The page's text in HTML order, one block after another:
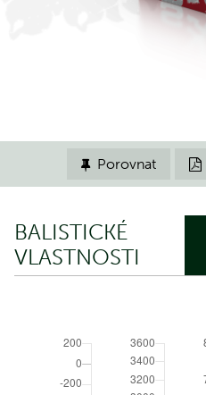

 Porovnat
BALISTICKÉ
VLASTNOSTI
Nástřelná
vzdálenost